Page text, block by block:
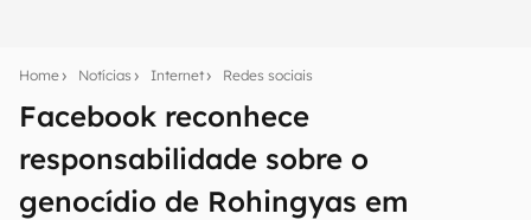
Home Notícias Internet Redes sociais
Facebook reconhece
responsabilidade sobre o
genocídio de Rohingyas em
notícias e reviews sobre tecnologia em primeira
mão.
E-mail